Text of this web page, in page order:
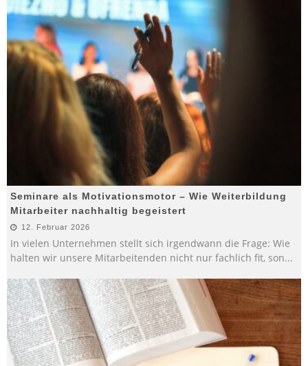
Seminare als Motivationsmotor – Wie Weiterbildung
Mitarbeiter nachhaltig begeistert
12. Februar 2026
In vielen Unternehmen stellt sich irgendwann die Frage: Wie
halten wir unsere Mitarbeitenden nicht nur fachlich fit, son...